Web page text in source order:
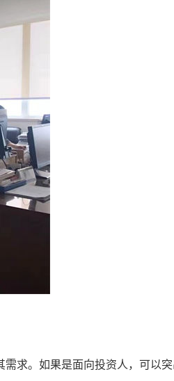
求。如果是面向投资人，可以